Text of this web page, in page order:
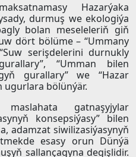
Hazarýaka
durmuş we ekologiýa
bolan meseleleriň giň
dört bölüme – “Ummany
serişdelerini durnukly
“Umman bilen
gurallary” we “Hazar
ugurlara bölünýär.
gatnaşyjylar
konsepsiýasy” bilen
adamzat siwilizasiýasynyň
esasy orun Dünýä
sallançagyna degişlidir.